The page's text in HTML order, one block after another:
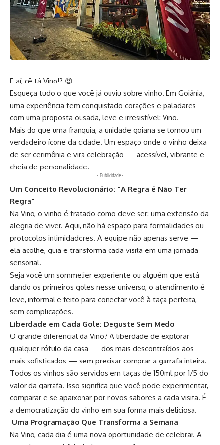
E aí, cê tá Vino!? 😍
Esqueça tudo o que você já ouviu sobre vinho. Em Goiânia,
uma experiência tem conquistado corações e paladares
com uma proposta ousada, leve e irresistível: Vino.
Mais do que uma franquia, a unidade goiana se tornou um
verdadeiro ícone da cidade. Um espaço onde o vinho deixa
de ser cerimônia e vira celebração — acessível, vibrante e
cheia de personalidade.
- Publicidade -
Um Conceito Revolucionário: “A Regra é Não Ter
Regra”
Na Vino, o vinho é tratado como deve ser: uma extensão da
alegria de viver. Aqui, não há espaço para formalidades ou
protocolos intimidadores. A equipe não apenas serve —
ela acolhe, guia e transforma cada visita em uma jornada
sensorial.
Seja você um sommelier experiente ou alguém que está
dando os primeiros goles nesse universo, o atendimento é
leve, informal e feito para conectar você à taça perfeita,
sem complicações.
Liberdade em Cada Gole: Deguste Sem Medo
O grande diferencial da Vino? A liberdade de explorar
qualquer rótulo da casa — dos mais descontraídos aos
mais sofisticados — sem precisar comprar a garrafa inteira.
Todos os vinhos são servidos em taças de 150ml por 1/5 do
valor da garrafa. Isso significa que você pode experimentar,
comparar e se apaixonar por novos sabores a cada visita. É
a democratização do vinho em sua forma mais deliciosa.
Uma Programação Que Transforma a Semana
Na Vino, cada dia é uma nova oportunidade de celebrar. A